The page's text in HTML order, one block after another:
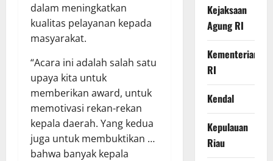
dalam meningkatkan
kualitas pelayanan kepada
masyarakat.
“Acara ini adalah salah satu
upaya kita untuk
memberikan award, untuk
memotivasi rekan-rekan
kepala daerah. Yang kedua
juga untuk membuktikan …
bahwa banyak kepala
Kejaksaan
Agung RI
Kementerian
RI
Kendal
Kepulauan
Riau